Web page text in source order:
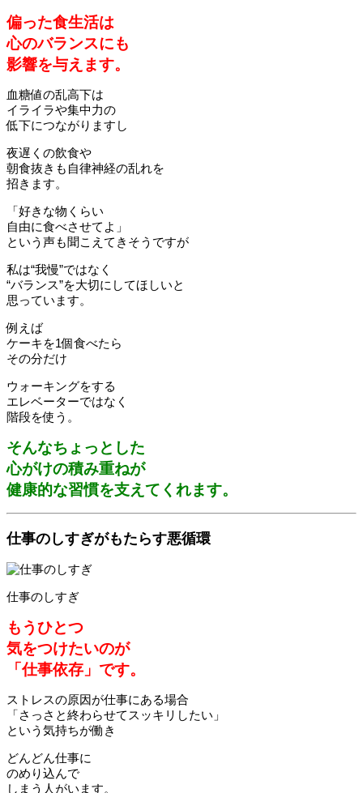
偏った食生活は
心のバランスにも
影響を与えます。
血糖値の乱高下は
イライラや集中力の
低下につながりますし
夜遅くの飲食や
朝食抜きも自律神経の乱れを
招きます。
「好きな物くらい
自由に食べさせてよ」
という声も聞こえてきそうですが
私は“我慢”ではなく
“バランス”を大切にしてほしいと
思っています。
例えば
ケーキを1個食べたら
その分だけ
ウォーキングをする
エレベーターではなく
階段を使う。
そんなちょっとした
心がけの積み重ねが
健康的な習慣を支えてくれます。
仕事のしすぎがもたらす悪循環
仕事のしすぎ
もうひとつ
気をつけたいのが
「仕事依存」です。
ストレスの原因が仕事にある場合
「さっさと終わらせてスッキリしたい」
という気持ちが働き
どんどん仕事に
のめり込んで
しまう人がいます。